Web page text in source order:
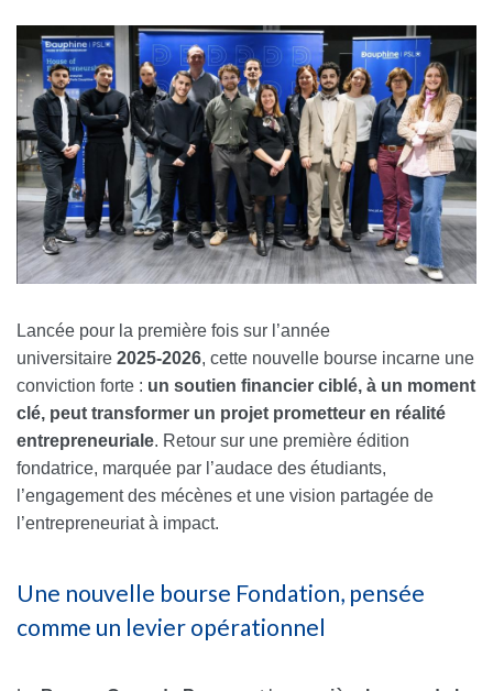
Lancée pour la première fois sur l’année
universitaire 2025-2026, cette nouvelle bourse incarne une
conviction forte : un soutien financier ciblé, à un moment
clé, peut transformer un projet prometteur en réalité
entrepreneuriale. Retour sur une première édition
fondatrice, marquée par l’audace des étudiants,
l’engagement des mécènes et une vision partagée de
l’entrepreneuriat à impact.
Une nouvelle bourse Fondation, pensée
comme un levier opérationnel